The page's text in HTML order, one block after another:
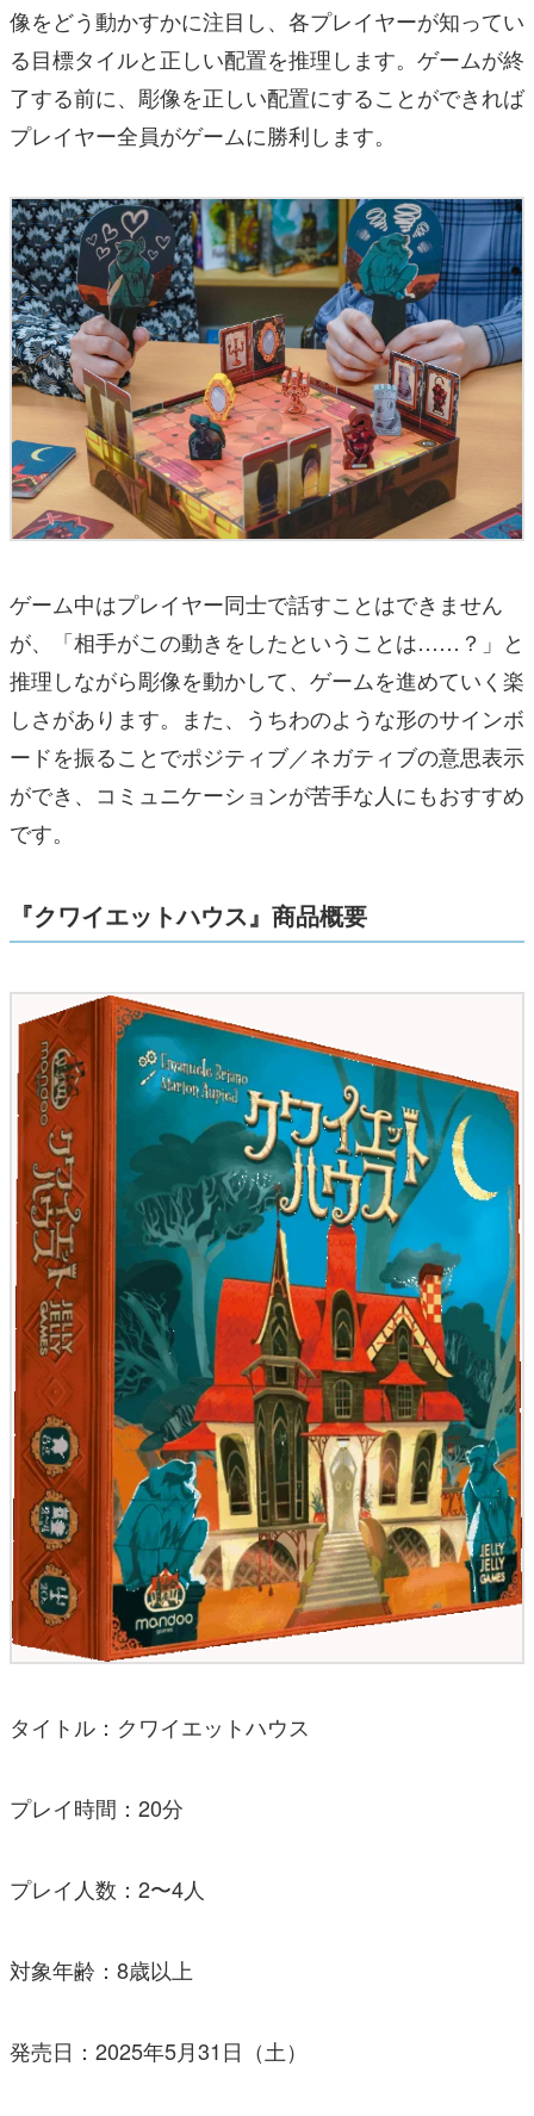
像をどう動かすかに注目し、各プレイヤーが知ってい
る目標タイルと正しい配置を推理します。ゲームが終
了する前に、彫像を正しい配置にすることができれば
プレイヤー全員がゲームに勝利します。
ゲーム中はプレイヤー同士で話すことはできません
が、「相手がこの動きをしたということは……？」と
推理しながら彫像を動かして、ゲームを進めていく楽
しさがあります。また、うちわのような形のサインボ
ードを振ることでポジティブ／ネガティブの意思表示
ができ、コミュニケーションが苦手な人にもおすすめ
です。
『クワイエットハウス』商品概要
タイトル：クワイエットハウス
プレイ時間：20分
プレイ人数：2〜4人
対象年齢：8歳以上
発売日：2025年5月31日（土）